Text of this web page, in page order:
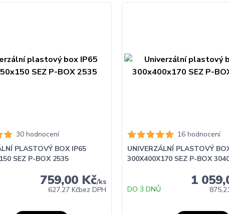
30 hodnocení
PLASTOVÝ BOX IP65
SEZ P-BOX 2535
759,00 Kč/ks
627,27 Kčbez DPH
16 hodnocení
UNIVERZÁLNÍ PLASTOVÝ
300X400X170 SEZ P-BOX
1
DO 3 DNŮ